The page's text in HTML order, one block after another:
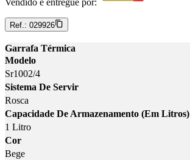
Vendido e entregue por:
Ref.: 029926
Garrafa Térmica
Modelo
Sr1002/4
Sistema De Servir
Rosca
Capacidade De Armazenamento (Em Litros)
1 Litro
Cor
Bege